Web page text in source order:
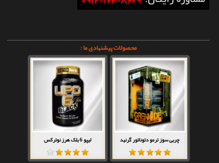
محصولات پیشنهادی ما :
چربی سوز ترمو دتوناتور گرنید لیپو 6 بلک هرز نوترکس